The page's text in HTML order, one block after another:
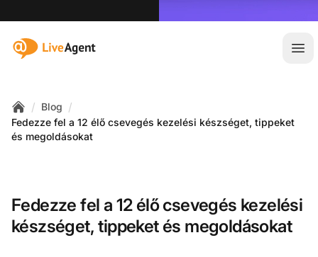
:site.title
Home
/ Blog /
Fedezze fel a 12 élő csevegés kezelési készséget, tippeket
és megoldásokat
Fedezze fel a 12 élő csevegés kezelési
készséget, tippeket és megoldásokat